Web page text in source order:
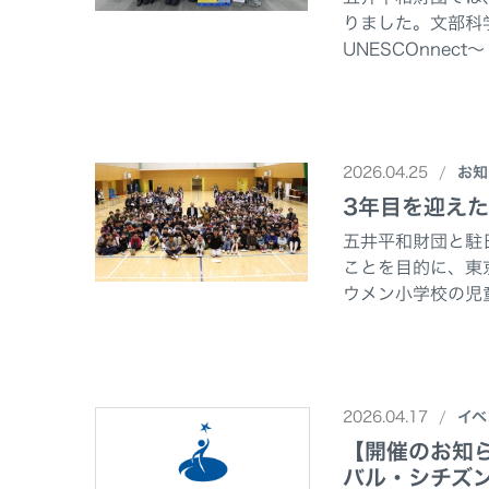
りました。文部
UNESCOnnect
2026.04.25 お
3年目を迎え
五井平和財団と
ことを目的に、
ウメン小学校の
2026.04.17 イ
【開催のお
バル・シチズ